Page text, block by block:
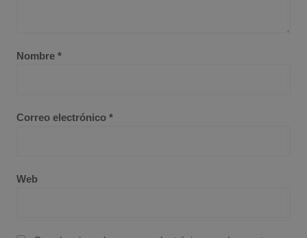
Nombre *
Correo electrónico *
Web